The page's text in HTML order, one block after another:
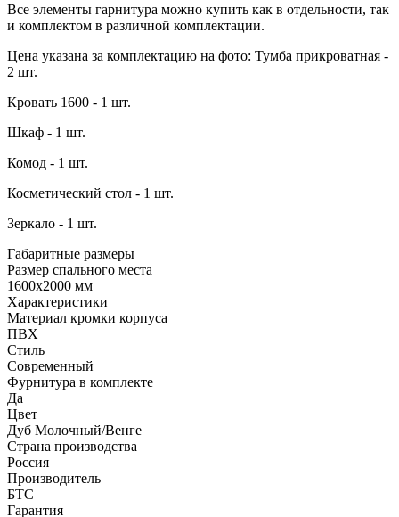
Все элементы гарнитура можно купить как в отдельности, так
и комплектом в различной комплектации.
Цена указана за комплектацию на фото: Тумба прикроватная -
2 шт.
Кровать 1600 - 1 шт.
Шкаф - 1 шт.
Комод - 1 шт.
Косметический стол - 1 шт.
Зеркало - 1 шт.
Габаритные размеры
Размер спального места
1600х2000 мм
Характеристики
Материал кромки корпуса
ПВХ
Стиль
Современный
Фурнитура в комплекте
Да
Цвет
Дуб Молочный/Венге
Страна производства
Россия
Производитель
БТС
Гарантия